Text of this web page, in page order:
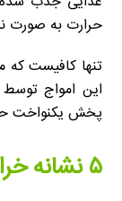
حرارت به صورت
تنها کافیست که
این امواج
پخش یکنواخت
۵ نشانه خرابی لامپ مگنترون ماکروفر